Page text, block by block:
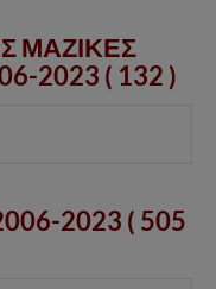
ΜΑΖΙΚΕΣ
2023 ( 132 )
2023 ( 505